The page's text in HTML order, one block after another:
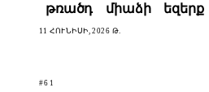
թռածդ
միաձի եզերք
11 ՀՈՒՆԻՍԻ, 2026 Թ.
#61